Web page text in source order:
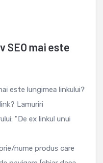
SEO mai este
este lungimea linkului?
Lamuriri
"De ex linkul unui
nume produs care